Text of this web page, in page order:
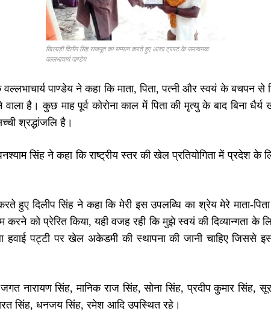
खिलाड़ी दिलीप सिंह राजपूत का सम्मान करते हुए आशा ट्रस्ट के समन्वयक
वल्लभाचार्य पाण्डेय
पाण्डेय ने कहा कि माता, पिता, पत्नी और स्वयं के बचपन से
है। कुछ माह पूर्व कोरोना काल में पिता की मृत्यु के बाद बिना
श्रद्धांजलि है।
घनश्याम सिंह ने कहा कि राष्ट्रीय स्तर की खेल प्रतियोगिता में प्रदेश
हुए दिलीप सिंह ने कहा कि मेरी इस उपलब्धि का श्रेय मेरे माता-
को प्रेरित किया, यही वजह रही कि मुझे स्वयं की दिव्यान्गता के
हवाई पट्टी पर खेल अकेडमी की स्थापना की जानी चाहिए
नारायण सिंह, मानिक राज सिंह, सोना सिंह, प्रदीप कुमार सिंह,
सिंह, धनजय सिंह, रमेश आदि उपस्थित रहे।